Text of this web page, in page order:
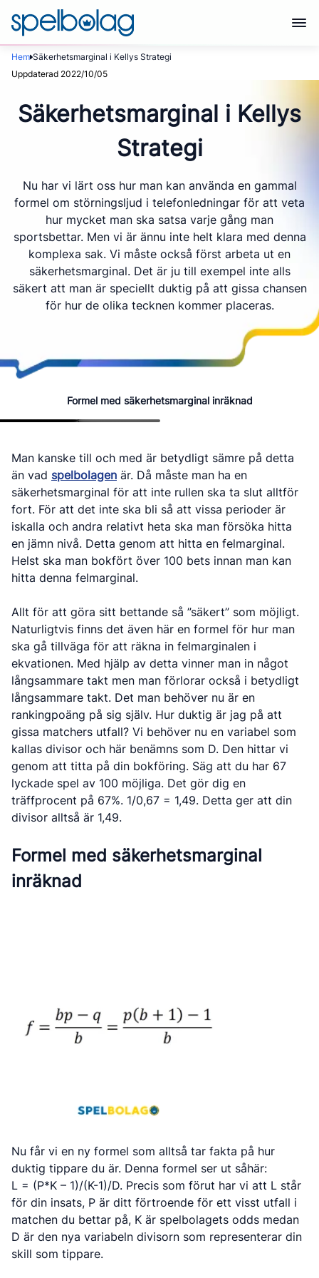
Hem Säkerhetsmarginal i Kellys Strategi
Uppdaterad 2022/10/05
Säkerhetsmarginal i Kellys
Strategi
Nu har vi lärt oss hur man kan använda en gammal
formel om störningsljud i telefonledningar för att veta
hur mycket man ska satsa varje gång man
sportsbettar. Men vi är ännu inte helt klara med denna
komplexa sak. Vi måste också först arbeta ut en
säkerhetsmarginal. Det är ju till exempel inte alls
säkert att man är speciellt duktig på att gissa chansen
för hur de olika tecknen kommer placeras.
Formel med säkerhetsmarginal inräknad
Man kanske till och med är betydligt sämre på detta
än vad spelbolagen är. Då måste man ha en
säkerhetsmarginal för att inte rullen ska ta slut alltför
fort. För att det inte ska bli så att vissa perioder är
iskalla och andra relativt heta ska man försöka hitta
en jämn nivå. Detta genom att hitta en felmarginal.
Helst ska man bokfört över 100 bets innan man kan
hitta denna felmarginal.
Allt för att göra sitt bettande så ”säkert” som möjligt.
Naturligtvis finns det även här en formel för hur man
ska gå tillväga för att räkna in felmarginalen i
ekvationen. Med hjälp av detta vinner man in något
långsammare takt men man förlorar också i betydligt
långsammare takt. Det man behöver nu är en
rankingpoäng på sig själv. Hur duktig är jag på att
gissa matchers utfall? Vi behöver nu en variabel som
kallas divisor och här benämns som D. Den hittar vi
genom att titta på din bokföring. Säg att du har 67
lyckade spel av 100 möjliga. Det gör dig en
träffprocent på 67%. 1/0,67 = 1,49. Detta ger att din
divisor alltså är 1,49.
Formel med säkerhetsmarginal
inräknad
Nu får vi en ny formel som alltså tar fakta på hur
duktig tippare du är. Denna formel ser ut såhär:
L = (P*K – 1)/(K-1)/D. Precis som förut har vi att L står
för din insats, P är ditt förtroende för ett visst utfall i
matchen du bettar på, K är spelbolagets odds medan
D är den nya variabeln divisorn som representerar din
skill som tippare.